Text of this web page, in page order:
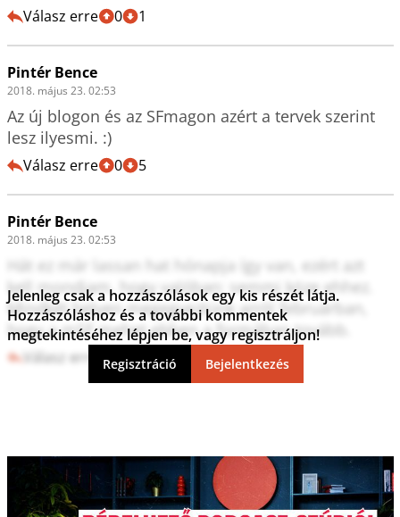
Válasz erre 0 1
Pintér Bence
2018. május 23. 02:53
Az új blogon és az SFmagon azért a tervek szerint
lesz ilyesmi. :)
Válasz erre 0 5
Pintér Bence
2018. május 23. 02:53
Hát ez már lassan hat hónapja így van, ezért azt
kell mondjam, hogy valóban: semmi köze ehhez.
Mindkét helyen megegyeztünk arról februárban,
hogy a mSF mehet ebben a formában tovább.
Válasz erre 4 5
Jelenleg csak a hozzászólások egy kis részét látja.
Hozzászóláshoz és a további kommentek
megtekintéséhez lépjen be, vagy regisztráljon!
Regisztráció Bejelentkezés